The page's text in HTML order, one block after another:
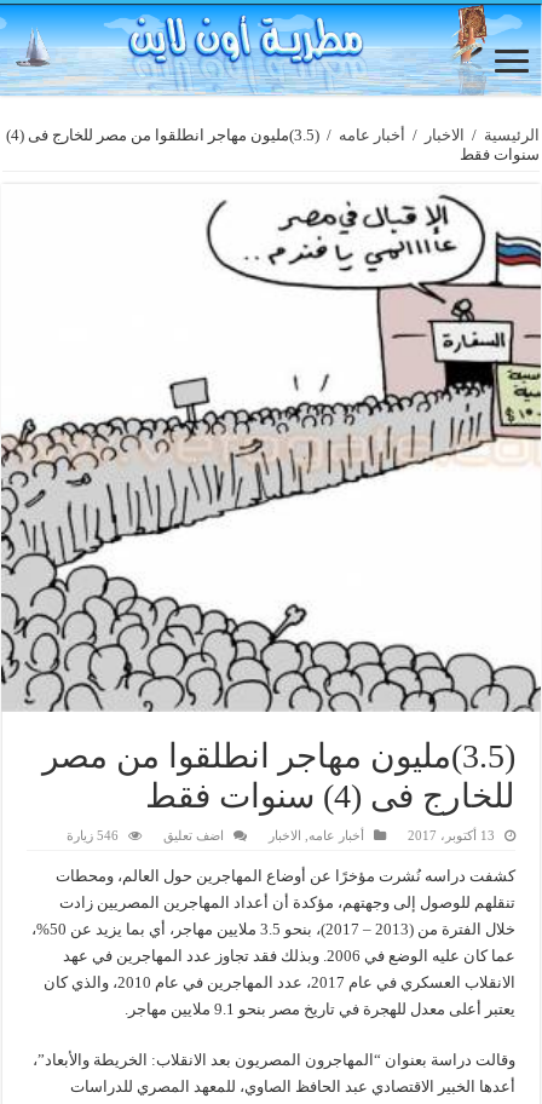
الرئيسية / الاخبار / أخبار عامه /
(3.5)مليون مهاجر انطلقوا من مصر للخارج فى (4)
سنوات فقط
(3.5)مليون مهاجر انطلقوا من مصر
للخارج فى (4) سنوات فقط
13 أكتوبر، 2017 أخبار عامه الاخبار اضف تعليق 546 زيارة
كشفت دراسه نُشرت مؤخرًا عن أوضاع المهاجرين حول العالم، ومحطات
تنقلهم للوصول إلى وجهتهم، مؤكدة أن أعداد المهاجرين المصريين زادت
خلال الفترة من (2013 – 2017)، بنحو 3.5 ملايين مهاجر، أي بما يزيد عن 50%،
عما كان عليه الوضع في 2006. وبذلك فقد تجاوز عدد المهاجرين في عهد
الانقلاب العسكري في عام 2017، عدد المهاجرين في عام 2010، والذي كان
يعتبر أعلى معدل للهجرة في تاريخ مصر بنحو 9.1 ملايين مهاجر.
وقالت دراسة بعنوان “المهاجرون المصريون بعد الانقلاب: الخريطة والأبعاد”،
أعدها الخبير الاقتصادي عبد الحافظ الصاوي، للمعهد المصري للدراسات